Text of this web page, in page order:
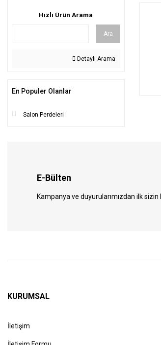
Hızlı Ürün Arama
Ara
Detaylı Arama
En Populer Olanlar
Salon Perdeleri
E-Bülten
Kampanya ve duyurularımızdan ilk sizin
KURUMSAL
İletişim